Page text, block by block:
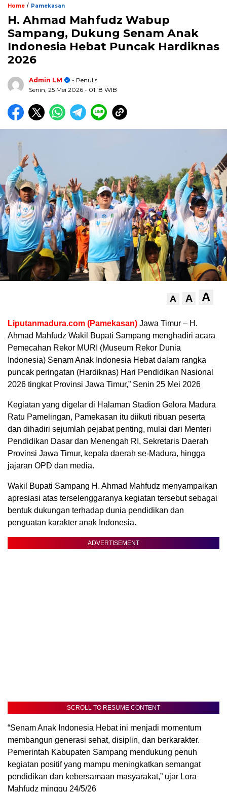
Home / Pamekasan
H. Ahmad Mahfudz Wabup
Sampang, Dukung Senam Anak
Indonesia Hebat Puncak Hardiknas
2026
Admin LM
- Penulis
Senin, 25 Mei 2026 - 01:18 WIB
A A A
Liputanmadura.com (Pamekasan) Jawa Timur – H.
Ahmad Mahfudz Wakil Bupati Sampang menghadiri acara
Pemecahan Rekor MURI (Museum Rekor Dunia
Indonesia) Senam Anak Indonesia Hebat dalam rangka
puncak peringatan (Hardiknas) Hari Pendidikan Nasional
2026 tingkat Provinsi Jawa Timur,” Senin 25 Mei 2026
Kegiatan yang digelar di Halaman Stadion Gelora Madura
Ratu Pamelingan, Pamekasan itu diikuti ribuan peserta
dan dihadiri sejumlah pejabat penting, mulai dari Menteri
Pendidikan Dasar dan Menengah RI, Sekretaris Daerah
Provinsi Jawa Timur, kepala daerah se-Madura, hingga
jajaran OPD dan media.
Wakil Bupati Sampang H. Ahmad Mahfudz menyampaikan
apresiasi atas terselenggaranya kegiatan tersebut sebagai
bentuk dukungan terhadap dunia pendidikan dan
penguatan karakter anak Indonesia.
ADVERTISEMENT
SCROLL TO RESUME CONTENT
“Senam Anak Indonesia Hebat ini menjadi momentum
membangun generasi sehat, disiplin, dan berkarakter.
Pemerintah Kabupaten Sampang mendukung penuh
kegiatan positif yang mampu meningkatkan semangat
pendidikan dan kebersamaan masyarakat,” ujar Lora
Mahfudz minggu 24/5/26